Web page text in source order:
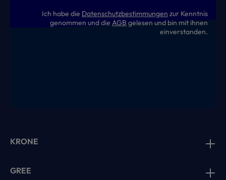
Ich habe die Datenschutzbestimmungen zur Kenntnis
genommen und die AGB gelesen und bin mit ihnen
einverstanden.
KRONE
GREE